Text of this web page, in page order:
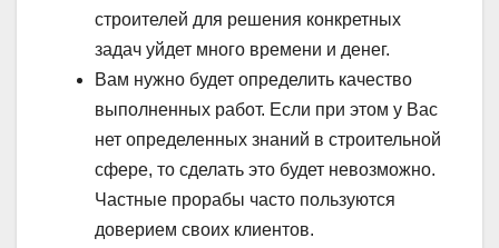
строителей для решения конкретных
задач уйдет много времени и денег.
Вам нужно будет определить качество
выполненных работ. Если при этом у Вас
нет определенных знаний в строительной
сфере, то сделать это будет невозможно.
Частные прорабы часто пользуются
доверием своих клиентов.